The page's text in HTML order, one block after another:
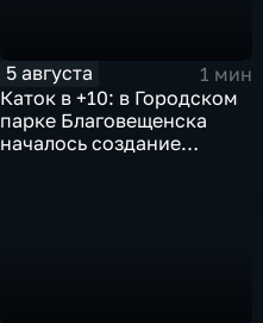
5 августа
1 мин
Каток в +10: в Городском
парке Благовещенска
началось создание